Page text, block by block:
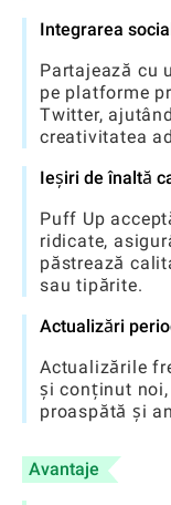
Integrarea
Partajează cu
pe platforme
Twitter,
creativitatea
Ieșiri de înaltă
Puff Up
ridicate,
păstrează
sau tipărite.
Actualizări
Actualizările
și conținut
proaspătă și
Avantaje